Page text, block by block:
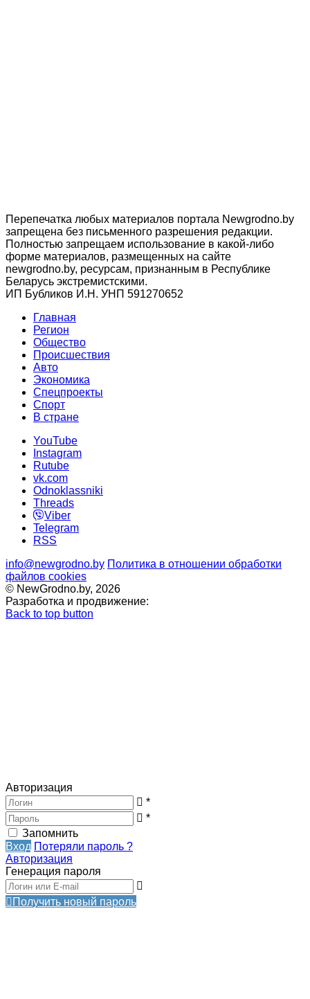
Перепечатка любых материалов портала Newgrodno.by
запрещена без письменного разрешения редакции.
Полностью запрещаем использование в какой-либо
форме материалов, размещенных на сайте
newgrodno.by, ресурсам, признанным в Республике
Беларусь экстремистскими.
ИП Бубликов И.Н. УНП 591270652
Главная
Регион
Общество
Происшествия
Авто
Экономика
Спецпроекты
Cпорт
В стране
YouTube
Instagram
Rutube
vk.com
Odnoklassniki
Threads
Viber
Telegram
RSS
info@newgrodno.by Политика в отношении обработки
файлов cookies
© NewGrodno.by, 2026
Разработка и продвижение:
Back to top button
Авторизация
*
*
Запомнить
Вход Потеряли пароль ?
Авторизация
Генерация пароля
Получить новый пароль